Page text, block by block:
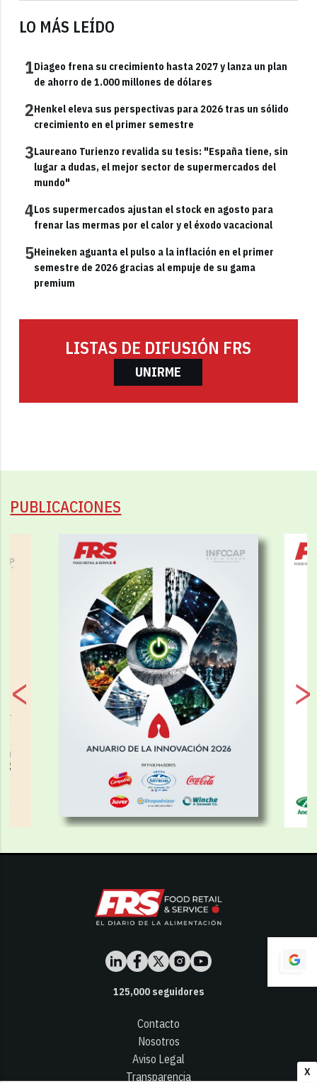
X
LO MÁS LEÍDO
1Diageo frena su crecimiento hasta 2027 y lanza un plan
de ahorro de 1.000 millones de dólares
2Henkel eleva sus perspectivas para 2026 tras un sólido
crecimiento en el primer semestre
3Laureano Turienzo revalida su tesis: "España tiene, sin
lugar a dudas, el mejor sector de supermercados del
mundo"
4Los supermercados ajustan el stock en agosto para
frenar las mermas por el calor y el éxodo vacacional
5Heineken aguanta el pulso a la inflación en el primer
semestre de 2026 gracias al empuje de su gama
premium
LISTAS DE DIFUSIÓN FRS
UNIRME
PUBLICACIONES
125,000seguidores
Contacto
Nosotros
Aviso Legal
Transparencia